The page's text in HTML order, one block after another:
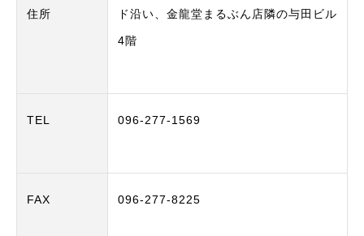
住所 ド沿い、金龍堂まるぶん店隣の与田ビル
4階
TEL 096-277-1569
FAX 096-277-8225